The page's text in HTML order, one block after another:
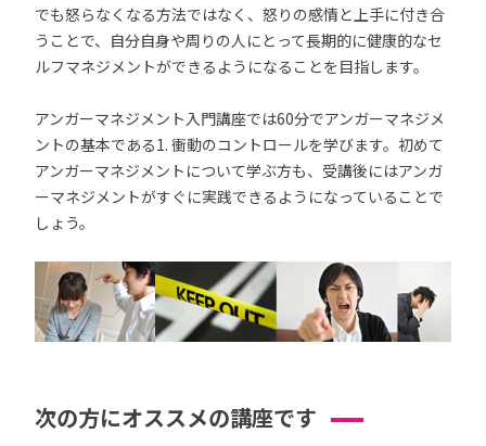
でも怒らなくなる方法ではなく、怒りの感情と上手に付き合
うことで、自分自身や周りの人にとって長期的に健康的なセ
ルフマネジメントができるようになることを目指します。
アンガーマネジメント入門講座では60分でアンガーマネジメ
ントの基本である1. 衝動のコントロールを学びます。初めて
アンガーマネジメントについて学ぶ方も、受講後にはアンガ
ーマネジメントがすぐに実践できるようになっていることで
しょう。
次の方にオススメの講座です